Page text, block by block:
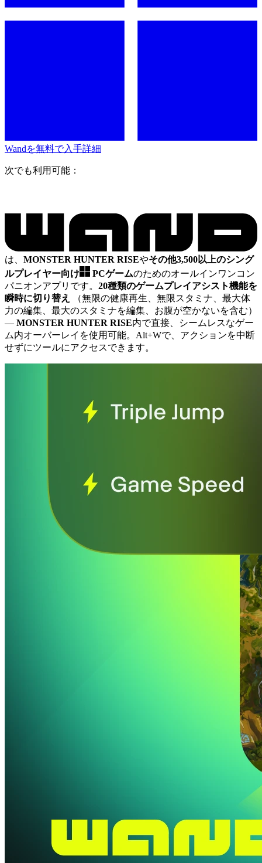
Wandを無料で入手詳細
次でも利用可能：
は、 MONSTER HUNTER RISEやその他3,500以上のシング
ルプレイヤー向け
PCゲームのためのオールインワンコン
パニオンアプリです。 20種類のゲームプレイアシスト機能を
瞬時に切り替え
（無限の健康再生、無限スタミナ、最大体
力の編集、最大のスタミナを編集、お腹が空かないを含む）
— MONSTER HUNTER RISE内で直接、シームレスなゲー
ム内オーバーレイを使用可能。Alt+Wで、アクションを中断
せずにツールにアクセスできます。